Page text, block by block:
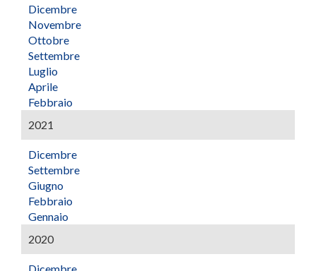
Dicembre
Novembre
Ottobre
Settembre
Luglio
Aprile
Febbraio
2021
Dicembre
Settembre
Giugno
Febbraio
Gennaio
2020